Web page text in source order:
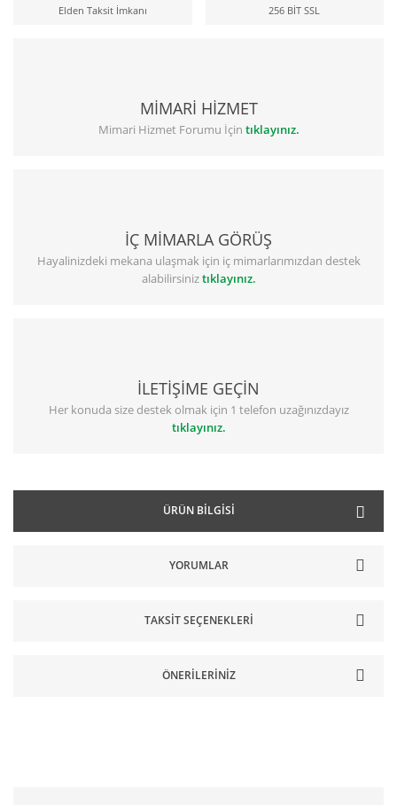
Elden Taksit İmkanı 256 BİT SSL
MİMARİ HİZMET
Mimari Hizmet Forumu İçin tıklayınız.
İÇ MİMARLA GÖRÜŞ
Hayalinizdeki mekana ulaşmak için iç mimarlarımızdan destek
alabilirsiniztıklayınız.
İLETİŞİME GEÇİN
Her konuda size destek olmak için 1 telefon uzağınızdayız
tıklayınız.
ÜRÜN BILGISI
YORUMLAR
TAKSIT SEÇENEKLERI
ÖNERILERINIZ